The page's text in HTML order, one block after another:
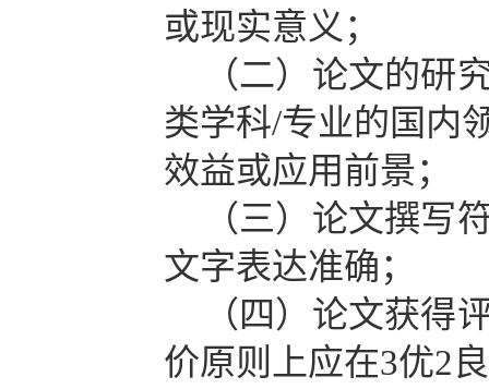
或现实意义；
（二） 论文的研
类学科/专业的国内
效益或应用前景；
（三） 论文撰写
文字表达准确；
（四） 论文获得
价原则上应在3优2